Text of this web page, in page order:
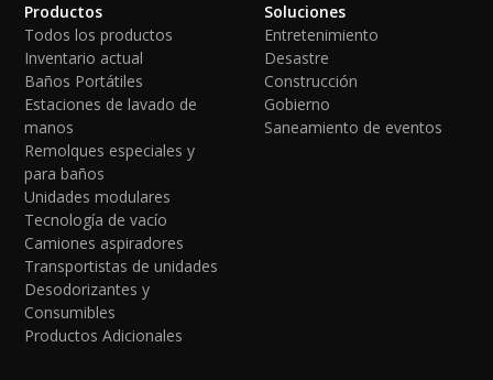
Productos
Todos los productos
Inventario actual
Baños Portátiles
Estaciones de lavado de
manos
Remolques especiales y
para baños
Unidades modulares
Tecnología de vacío
Camiones aspiradores
Transportistas de unidades
Desodorizantes y
Consumibles
Productos Adicionales
Soluciones
Entretenimiento
Desastre
Construcción
Gobierno
Saneamiento de eventos